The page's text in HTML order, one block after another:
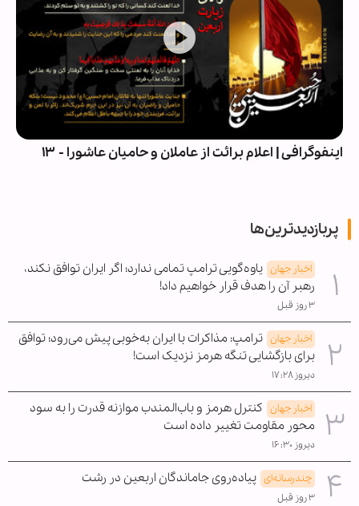
اینفوگرافی | اعلام برائت از عاملان و حامیان عاشورا - ۱۳
پربازدیدترین‌ها
اخبار جهان یاوه‌گویی ترامپ تمامی ندارد؛ اگر ایران توافق نکند،
رهبر آن را هدف قرار خواهیم داد!
۳ روز قبل
اخبار جهان ترامپ: مذاکرات با ایران به‌خوبی پیش می‌رود؛ توافق
برای بازگشایی تنگه هرمز نزدیک است!
دیروز ۱۷:۲۸
اخبار جهان کنترل هرمز و باب‌المندب موازنه قدرت را به سود
محور مقاومت تغییر داده است
دیروز ۱۶:۳۰
چندرسانه‌ای پیاده‌روی جاماندگان اربعین در رشت
۳ روز قبل